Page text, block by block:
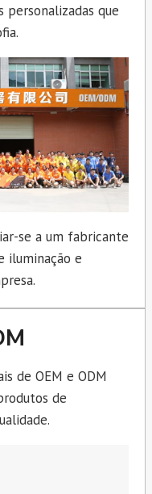
personalizadas que
se a um fabricante
iluminação e
de OEM e ODM
de